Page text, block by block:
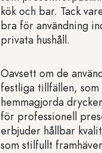
kök och bar. Tack
bra för användning
privata hushåll.
Oavsett om de
festliga tillfällen,
hemmagjorda
för professionell
erbjuder hållbar
som stilfullt